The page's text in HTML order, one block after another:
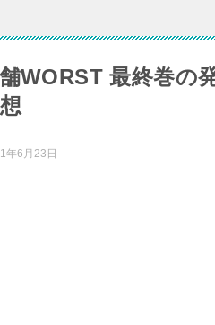
WORST 最終巻の
年6月23日